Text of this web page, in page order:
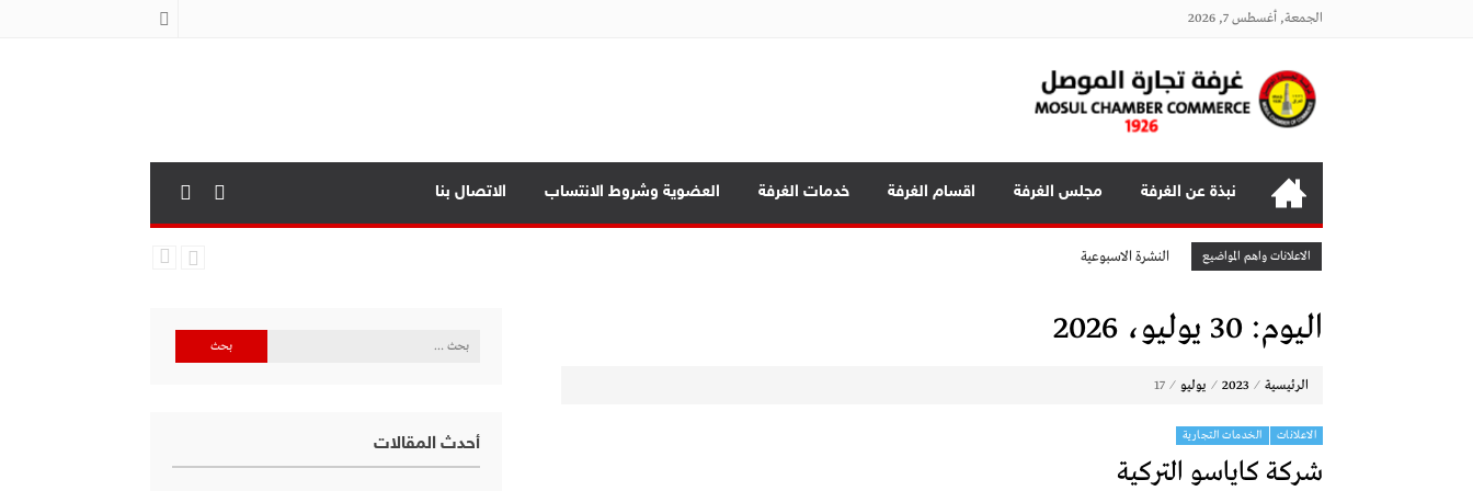
الجمعة, أغسطس 7, 2026
نبذة عن الغرفة مجلس الغرفة اقسام الغرفة خدمات الغرفة العضوية وشروط الانتساب الاتصال بنا
الاعلانات واهم المواضيع
المعرض الدولي للابواب والشبابيك
المعرض الدولي للاحذية
معرض
النشرة الاسبوعية
النشرة الشهرية لاسعار المواد الرئيسية
افتتاح مؤتمر التكامل الاقتصادي بين المحافظات
المعرض الدولي للابواب والشبابيك
اليوم: 30 يوليو، 2026
الرئيسية ⁄
2023
⁄ يوليو ⁄
17
الاعلانات الخدمات التجارية
شركة كاياسو التركية
البحث
أحدث المقالات